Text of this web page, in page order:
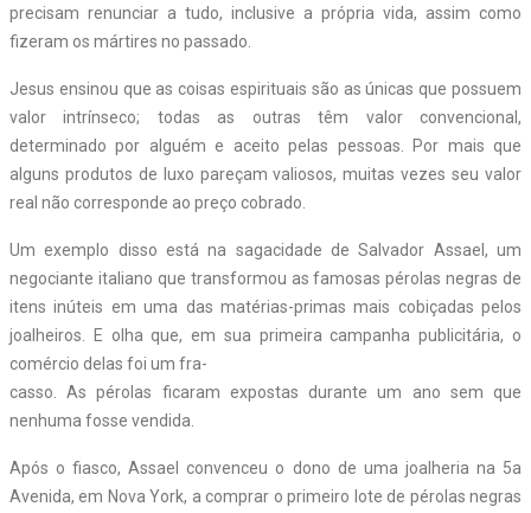
precisam renunciar a tudo, inclusive a própria vida, assim como
fizeram os mártires no passado.
Jesus ensinou que as coisas espirituais são as únicas que possuem
valor intrínseco; todas as outras têm valor convencional,
determinado por alguém e aceito pelas pessoas. Por mais que
alguns produtos de luxo pareçam valiosos, muitas vezes seu valor
real não corresponde ao preço cobrado.
Um exemplo disso está na sagacidade de Salvador Assael, um
negociante italiano que transformou as famosas pérolas negras de
itens inúteis em uma das matérias-primas mais cobiçadas pelos
joalheiros. E olha que, em sua primeira campanha publicitária, o
comércio delas foi um fra-
casso. As pérolas ficaram expostas durante um ano sem que
nenhuma fosse vendida.
Após o fiasco, Assael convenceu o dono de uma joalheria na 5a
Avenida, em Nova York, a comprar o primeiro lote de pérolas negras